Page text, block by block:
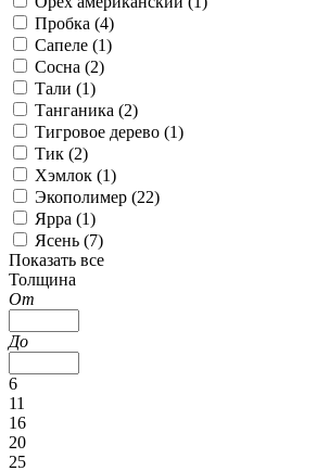
Пробка (4)
Сапеле (1)
Сосна (2)
Тали (1)
Танганика (2)
Тигровое дерево (1)
Тик (2)
Хэмлок (1)
Экополимер (22)
Ярра (1)
Ясень (7)
Показать все
Толщина
От
До
6
11
16
20
25